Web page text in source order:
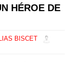
HÉROE DE
BISCET